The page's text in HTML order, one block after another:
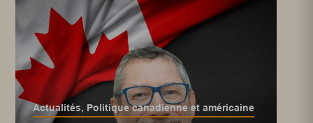
Actualités, Politique canadienne et américaine